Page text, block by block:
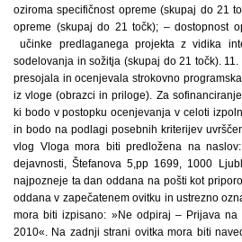
oziroma specifičnost opreme (skupaj do 21
opreme (skupaj do 21 točk); – dostopnost
učinke predlaganega projekta z vidika
sodelovanja in sožitja (skupaj do 21 točk).
presojala in ocenjevala strokovno
iz vloge (obrazci in priloge). Za
ki bodo v postopku ocenjevanja v celoti
in bodo na podlagi posebnih kriterijev
vlog Vloga mora biti predložena na
dejavnosti, Štefanova 5,pp 1699, 1000
najpozneje ta dan oddana na pošti kot
oddana v zapečatenem ovitku in ustrezno
mora biti izpisano: »Ne odpiraj – Prijava na
2010«. Na zadnji strani ovitka mora biti